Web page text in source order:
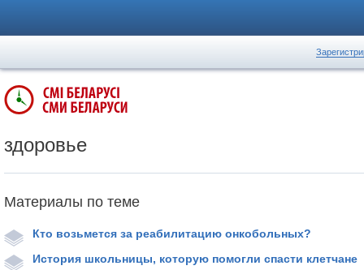
здоровье
Материалы по теме
Кто возьмется за реабилитацию онкобольных?
История школьницы, которую помогли спасти клетчане